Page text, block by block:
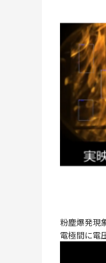
粉塵爆発現
電極間に電